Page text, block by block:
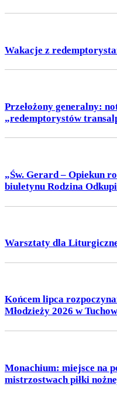
Wakacje z
Przełożony generalny:
„redemptorystów
„Św. Gerard – Opiekun
biuletynu Rodzina
Warsztaty dla
Końcem lipca
Młodzieży 2026 w
Monachium: miejsce na
mistrzostwach piłki